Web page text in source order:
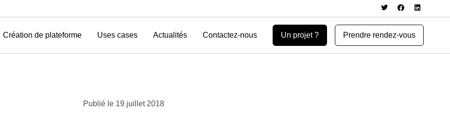
Création de plateforme Uses cases Actualités Contactez-nous Un projet ? Prendre rendez-vous
Publié le 19 juillet 2018